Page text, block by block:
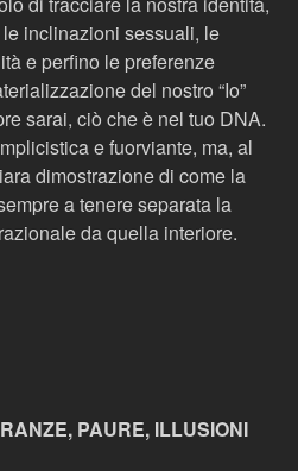
inclinazioni sessuali, le
e perfino le preferenze
del nostro “Io”
sarai, ciò che è nel tuo DNA.
e fuorviante, ma, al
dimostrazione di come la
a tenere separata la
da quella interiore.
PAURE, ILLUSIONI